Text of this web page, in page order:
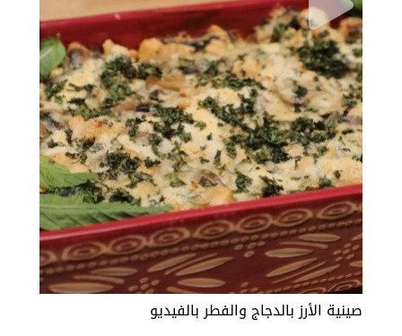
صينية الأرز بالدجاج والفطر بالفيديو